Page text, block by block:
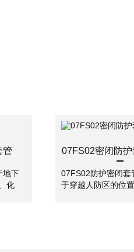
管
地下
化
07FS02密闭防
07FS02防护密闭套
于穿越人防区的位